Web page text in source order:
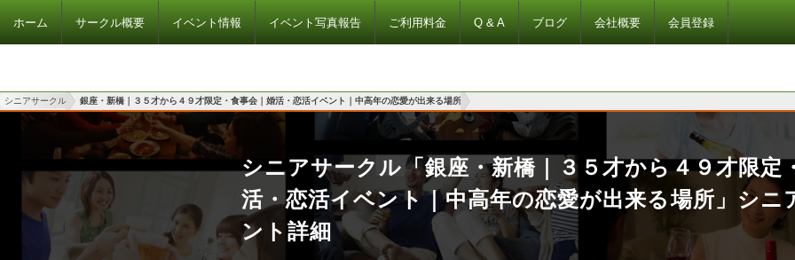
ホーム サークル概要 イベント情報 イベント写真報告 ご利用料金 Q & A ブログ 会社概要 会員登録
シニアサークル 銀座・新橋｜３５才から４９才限定・食事会｜婚活・恋活イベント｜中高年の恋愛が出来る場所
シニアサークル「銀座・新橋｜３５才から４９才限定
活・恋活イベント｜中高年の恋愛が出来る場所」シニ
ント詳細